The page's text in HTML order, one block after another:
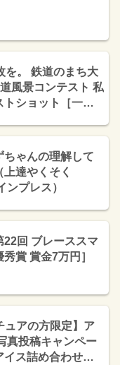
を。 鉄道のまち大
風景コンテスト 私
ショット［一般
ちゃんの理解して
達やくそく
ンプレス）
22回 ブレーススマ
賞 賞金7万円］
ュアの方限定】ア
真投稿キャンペー
イス詰め合わせ＆